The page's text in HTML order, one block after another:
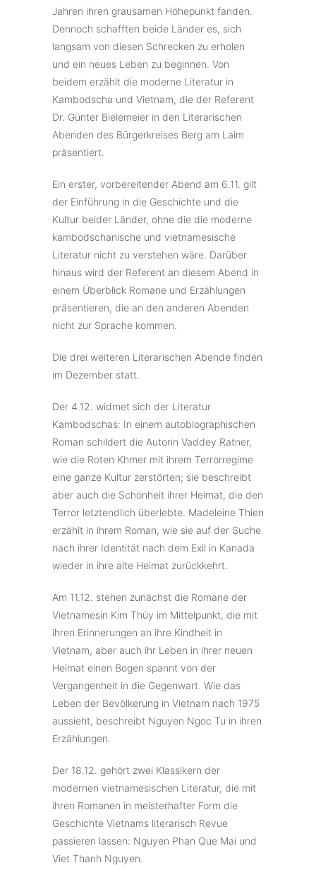
Jahren ihren grausamen Höhepunkt fanden.
Dennoch schafften beide Länder es, sich
langsam von diesen Schrecken zu erholen
und ein neues Leben zu beginnen. Von
beidem erzählt die moderne Literatur in
Kambodscha und Vietnam, die der Referent
Dr. Günter Bielemeier in den Literarischen
Abenden des Bürgerkreises Berg am Laim
präsentiert.
Ein erster, vorbereitender Abend am 6.11. gilt
der Einführung in die Geschichte und die
Kultur beider Länder, ohne die die moderne
kambodschanische und vietnamesische
Literatur nicht zu verstehen wäre. Darüber
hinaus wird der Referent an diesem Abend in
einem Überblick Romane und Erzählungen
präsentieren, die an den anderen Abenden
nicht zur Sprache kommen.
Die drei weiteren Literarischen Abende finden
im Dezember statt.
Der 4.12. widmet sich der Literatur
Kambodschas: In einem autobiographischen
Roman schildert die Autorin Vaddey Ratner,
wie die Roten Khmer mit ihrem Terrorregime
eine ganze Kultur zerstörten; sie beschreibt
aber auch die Schönheit ihrer Heimat, die den
Terror letztendlich überlebte. Madeleine Thien
erzählt in ihrem Roman, wie sie auf der Suche
nach ihrer Identität nach dem Exil in Kanada
wieder in ihre alte Heimat zurückkehrt.
Am 11.12. stehen zunächst die Romane der
Vietnamesin Kim Thúy im Mittelpunkt, die mit
ihren Erinnerungen an ihre Kindheit in
Vietnam, aber auch ihr Leben in ihrer neuen
Heimat einen Bogen spannt von der
Vergangenheit in die Gegenwart. Wie das
Leben der Bevölkerung in Vietnam nach 1975
aussieht, beschreibt Nguyen Ngoc Tu in ihren
Erzählungen.
Der 18.12. gehört zwei Klassikern der
modernen vietnamesischen Literatur, die mit
ihren Romanen in meisterhafter Form die
Geschichte Vietnams literarisch Revue
passieren lassen: Nguyen Phan Que Mai und
Viet Thanh Nguyen.